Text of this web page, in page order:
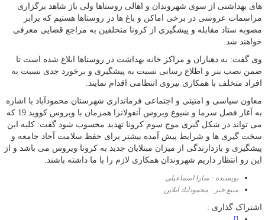
های بهداشتی از سوی شهروندان و اهالی روستاها ولی باز شاهد برگزاری
مراسمات عروسی در برخی اماکن و باغ ها در روستاها هستیم که برابر
مصوبه ستاد مقابله و پیشگیری از کرونا متخلفین به مراجع قضایی معرفی
خواهند شد.
وی گفت: به دهیاران و مراکز خانه بهداشت در روستاها ابلاغ شده است تا
ضمن نصب بنر و اطلاع رسانی نسبت به پیشگیری و برخورد جدی نسبت به
افراد متخلف با همکاری نیروی انتظامی اقدام نمایند.
معاون سیاسی و امنیتی و اجتماعی فرمانداری شهرستان محمودآباد با اشاره
به آغاز فصل سرما و شیوع ویروس آنفولانزا همزمان با ویروس کووید 19 که
می تواند در شکل گیری موج سوم کرونا تهدید محسوب شود گفت: کلیه این
سخت گیری ها و شرایط پیش آمده بیشتر برای حفظ سلامت آحاد جامعه و
پیشگیری و بازدارندگی از میزان مبتلایان جدید به کرونا ویروس می باشد و از
این رو انتظار داریم شهروندان همکاری لازم را با ما داشته باشند.
نویسنده : سارا اسماعیلی
منبع خبر : محمودآباد آنلاین
اشتراک گذاری :